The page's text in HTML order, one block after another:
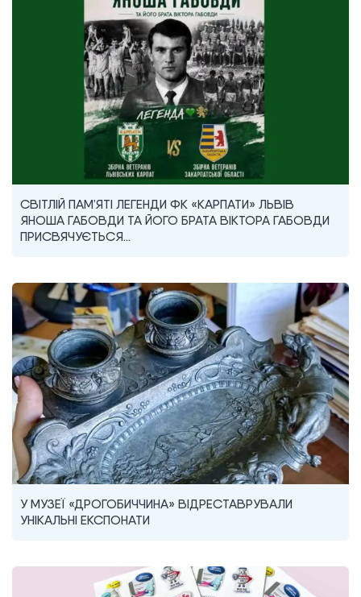
СВІТЛІЙ ПАМ’ЯТІ ЛЕГЕНДИ ФК «КАРПАТИ» ЛЬВІВ
ЯНОША ГАБОВДИ ТА ЙОГО БРАТА ВІКТОРА ГАБОВДИ
ПРИСВЯЧУЄТЬСЯ…
У МУЗЕЇ «ДРОГОБИЧЧИНА» ВІДРЕСТАВРУВАЛИ
УНІКАЛЬНІ ЕКСПОНАТИ